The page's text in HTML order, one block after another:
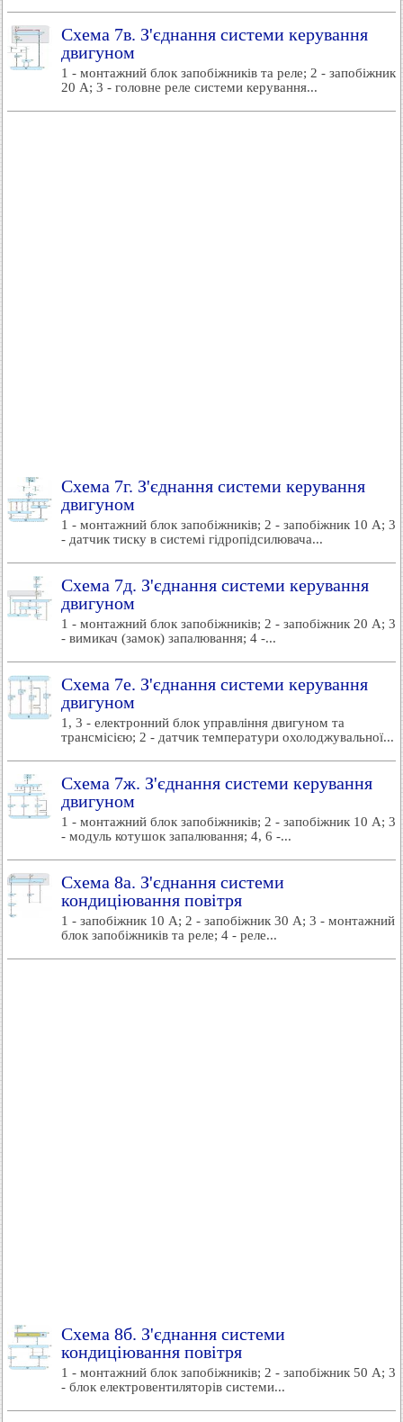
Схема 7в. З'єднання системи керування
двигуном
1 - монтажний блок запобіжників та реле; 2 - запобіжник
20 А; 3 - головне реле системи керування...
Схема 7г. З'єднання системи керування
двигуном
1 - монтажний блок запобіжників; 2 - запобіжник 10 А; 3
- датчик тиску в системі гідропідсилювача...
Схема 7д. З'єднання системи керування
двигуном
1 - монтажний блок запобіжників; 2 - запобіжник 20 А; 3
- вимикач (замок) запалювання; 4 -...
Схема 7е. З'єднання системи керування
двигуном
1, 3 - електронний блок управління двигуном та
трансмісією; 2 - датчик температури охолоджувальної...
Схема 7ж. З'єднання системи керування
двигуном
1 - монтажний блок запобіжників; 2 - запобіжник 10 А; 3
- модуль котушок запалювання; 4, 6 -...
Схема 8а. З'єднання системи
кондиціювання повітря
1 - запобіжник 10 А; 2 - запобіжник 30 А; 3 - монтажний
блок запобіжників та реле; 4 - реле...
Схема 8б. З'єднання системи
кондиціювання повітря
1 - монтажний блок запобіжників; 2 - запобіжник 50 А; 3
- блок електровентиляторів системи...